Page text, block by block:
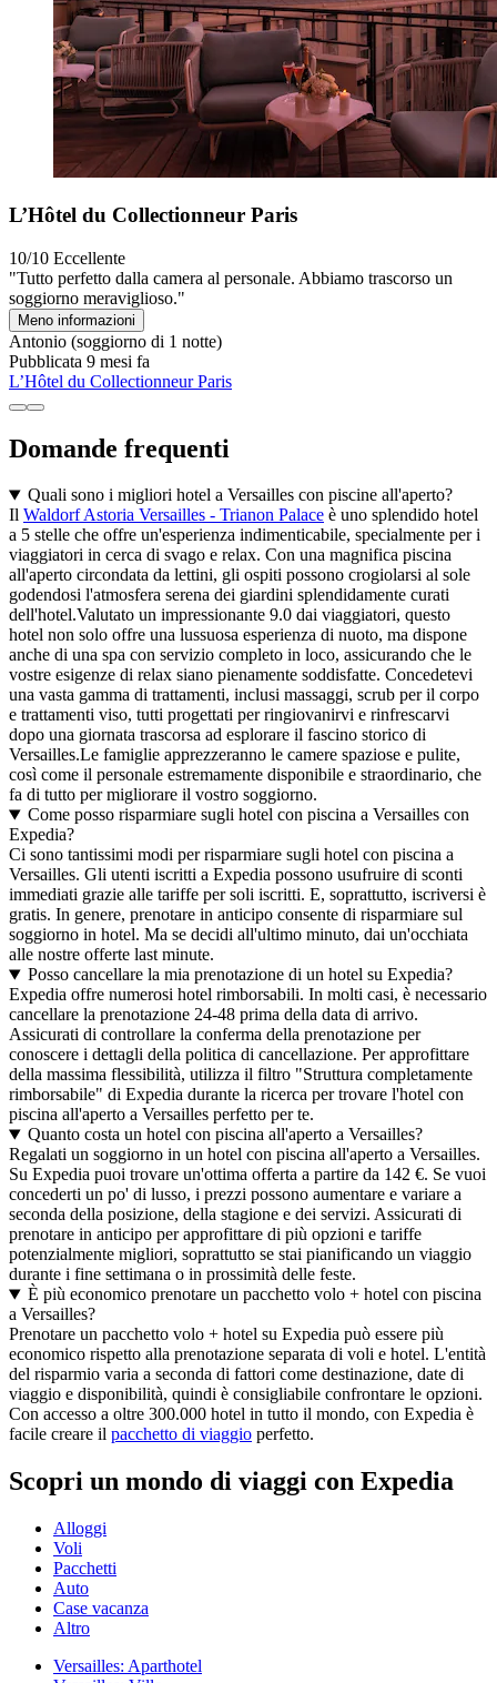
L’Hôtel du Collectionneur Paris
10/10 Eccellente
"Tutto perfetto dalla camera al personale. Abbiamo trascorso un
soggiorno meraviglioso."
Meno informazioni
Antonio (soggiorno di 1 notte)
Pubblicata 9 mesi fa
L’Hôtel du Collectionneur Paris
Domande frequenti
Quali sono i migliori hotel a Versailles con piscine all'aperto?
Il Waldorf Astoria Versailles - Trianon Palace è uno splendido hotel
a 5 stelle che offre un'esperienza indimenticabile, specialmente per i
viaggiatori in cerca di svago e relax. Con una magnifica piscina
all'aperto circondata da lettini, gli ospiti possono crogiolarsi al sole
godendosi l'atmosfera serena dei giardini splendidamente curati
dell'hotel.Valutato un impressionante 9.0 dai viaggiatori, questo
hotel non solo offre una lussuosa esperienza di nuoto, ma dispone
anche di una spa con servizio completo in loco, assicurando che le
vostre esigenze di relax siano pienamente soddisfatte. Concedetevi
una vasta gamma di trattamenti, inclusi massaggi, scrub per il corpo
e trattamenti viso, tutti progettati per ringiovanirvi e rinfrescarvi
dopo una giornata trascorsa ad esplorare il fascino storico di
Versailles.Le famiglie apprezzeranno le camere spaziose e pulite,
così come il personale estremamente disponibile e straordinario, che
fa di tutto per migliorare il vostro soggiorno.
Come posso risparmiare sugli hotel con piscina a Versailles con
Expedia?
Ci sono tantissimi modi per risparmiare sugli hotel con piscina a
Versailles. Gli utenti iscritti a Expedia possono usufruire di sconti
immediati grazie alle tariffe per soli iscritti. E, soprattutto, iscriversi è
gratis. In genere, prenotare in anticipo consente di risparmiare sul
soggiorno in hotel. Ma se decidi all'ultimo minuto, dai un'occhiata
alle nostre offerte last minute.
Posso cancellare la mia prenotazione di un hotel su Expedia?
Expedia offre numerosi hotel rimborsabili. In molti casi, è necessario
cancellare la prenotazione 24-48 prima della data di arrivo.
Assicurati di controllare la conferma della prenotazione per
conoscere i dettagli della politica di cancellazione. Per approfittare
della massima flessibilità, utilizza il filtro "Struttura completamente
rimborsabile" di Expedia durante la ricerca per trovare l'hotel con
piscina all'aperto a Versailles perfetto per te.
Quanto costa un hotel con piscina all'aperto a Versailles?
Regalati un soggiorno in un hotel con piscina all'aperto a Versailles.
Su Expedia puoi trovare un'ottima offerta a partire da 142 €. Se vuoi
concederti un po' di lusso, i prezzi possono aumentare e variare a
seconda della posizione, della stagione e dei servizi. Assicurati di
prenotare in anticipo per approfittare di più opzioni e tariffe
potenzialmente migliori, soprattutto se stai pianificando un viaggio
durante i fine settimana o in prossimità delle feste.
È più economico prenotare un pacchetto volo + hotel con piscina
a Versailles?
Prenotare un pacchetto volo + hotel su Expedia può essere più
economico rispetto alla prenotazione separata di voli e hotel. L'entità
del risparmio varia a seconda di fattori come destinazione, date di
viaggio e disponibilità, quindi è consigliabile confrontare le opzioni.
Con accesso a oltre 300.000 hotel in tutto il mondo, con Expedia è
facile creare il pacchetto di viaggio perfetto.
Scopri un mondo di viaggi con Expedia
Alloggi
Voli
Pacchetti
Auto
Case vacanza
Altro
Versailles: Aparthotel